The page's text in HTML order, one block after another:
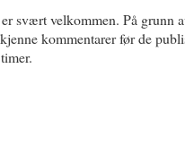
svært velkommen. På grunn
kommentarer før de